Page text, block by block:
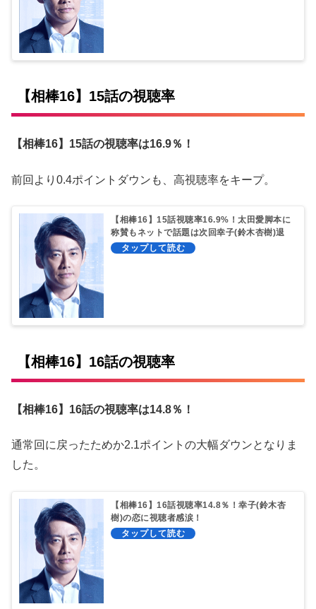
【相棒16】15話の視聴率
【相棒16】15話の視聴率は16.9％！
前回より0.4ポイントダウンも、高視聴率をキープ。
【相棒16】15話視聴率16.9%！太田愛脚本に
称賛もネットで話題は次回幸子(鈴木杏樹)退
場疑惑？
【相棒16】16話の視聴率
【相棒16】16話の視聴率は14.8％！
通常回に戻ったためか2.1ポイントの大幅ダウンとなりま
した。
【相棒16】16話視聴率14.8％！幸子(鈴木杏
樹)の恋に視聴者感涙！